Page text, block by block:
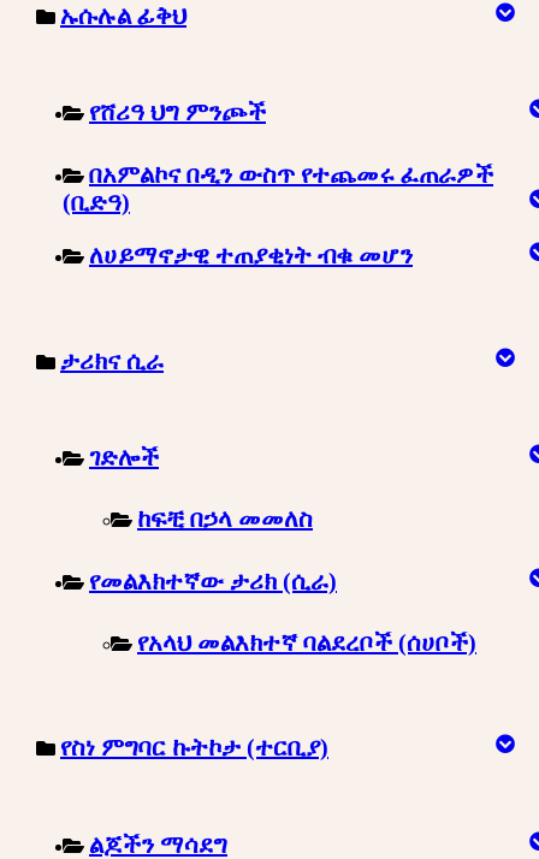
ኡሱሉል ፊቅህ
የሸሪዓ ህግ ምንጮች
በአምልኮና በዲን ውስጥ የተጨመሩ ፈጠራዎች
(ቢድዓ)
ለሀይማኖታዊ ተጠያቂነት ብቁ መሆን
ታሪክና ሲራ
ገድሎች
ከፍቺ በኃላ መመለስ
የመልእክተኛው ታሪክ (ሲራ)
የአላህ መልእክተኛ ባልደረቦች (ሰሀቦች)
የስነ ምግባር ኩትኮታ (ተርቢያ)
ልጆችን ማሳደግ